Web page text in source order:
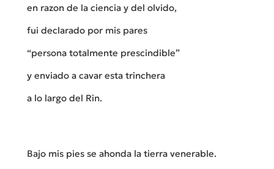
en razon de la ciencia y del olvido,
fui declarado por mis pares
“persona totalmente prescindible”
y enviado a cavar esta trinchera
a lo largo del Rin.
Bajo mis pies se ahonda la tierra venerable.